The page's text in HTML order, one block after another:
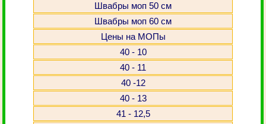
Швабры моп 50 см
Швабры моп 60 см
Цены на МОПы
40 - 10
40 - 11
40 -12
40 - 13
41 - 12,5